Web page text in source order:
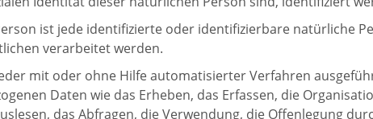
ist jede identifizierte oder identifizierbare natürliche
verarbeitet werden.
mit oder ohne Hilfe automatisierter Verfahren
Daten wie das Erheben, das Erfassen, die
das Abfragen, die Verwendung, die Offenlegung